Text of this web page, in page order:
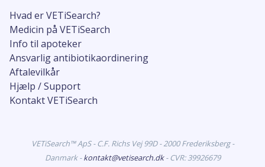
Hvad er VETiSearch?
Medicin på VETiSearch
Info til apoteker
Ansvarlig antibiotikaordinering
Aftalevilkår
Hjælp / Support
Kontakt VETiSearch
VETiSearch™ ApS - C.F. Richs Vej 99D - 2000 Frederiksberg -
Danmark -kontakt@vetisearch.dk- CVR: 39926679